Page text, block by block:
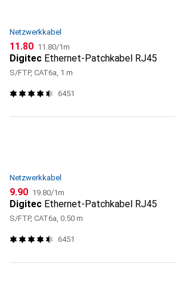
Netzwerkkabel
CHF
11.80 CHF
11.80/1m
Digitec Ethernet-Patchkabel RJ45
S/FTP, CAT6a, 1 m
6451
Netzwerkkabel
CHF
9.90 CHF
19.80/1m
Digitec Ethernet-Patchkabel RJ45
S/FTP, CAT6a, 0.50 m
6451